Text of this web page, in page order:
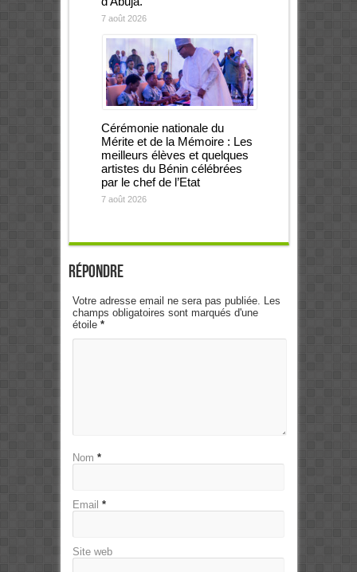
7 août 2026
Cérémonie nationale du
Mérite et de la Mémoire : Les
meilleurs élèves et quelques
artistes du Bénin célébrées
par le chef de l’Etat
7 août 2026
Répondre
Votre adresse email ne sera pas publiée. Les
champs obligatoires sont marqués d'une
étoile *
Nom *
Email *
Site web